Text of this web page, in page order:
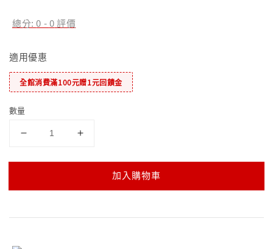
總分:0 -0評價
適用優惠
全館消費滿100元贈1元回饋金
數量
加入購物車